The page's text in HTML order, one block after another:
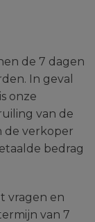
de 7 dagen
In geval
onze
van de
de verkoper
bedrag
vragen en
van 7